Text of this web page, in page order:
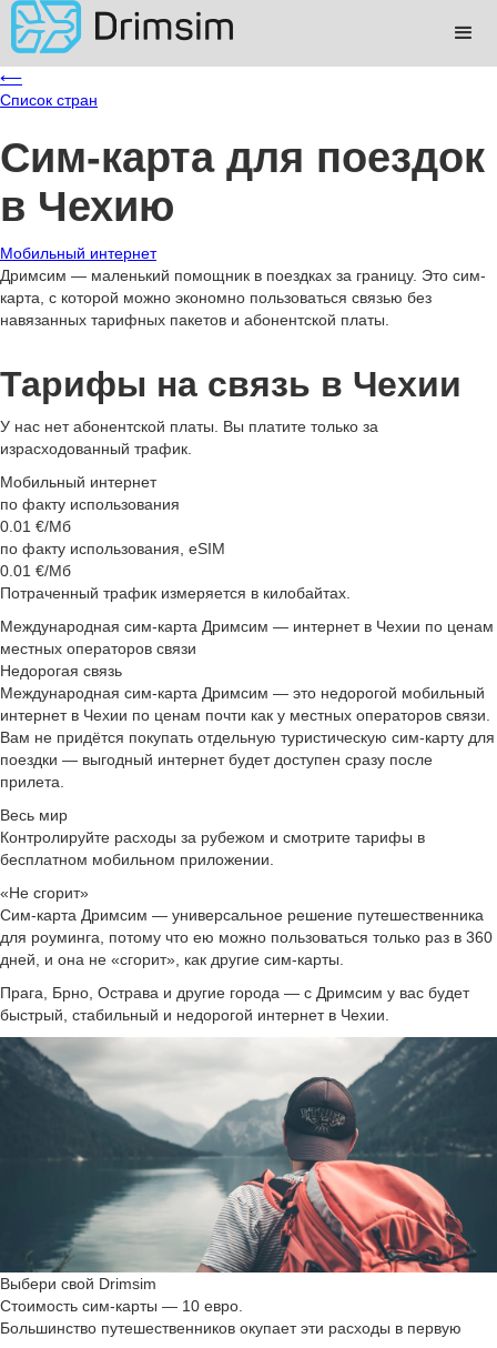
⟵
Список стран
Сим-карта для поездок
в Чехию
Мобильный интернет
Дримсим — маленький помощник в поездках за границу. Это сим-
карта, с которой можно экономно пользоваться связью без
навязанных тарифных пакетов и абонентской платы.
Тарифы на связь в Чехии
У нас нет абонентской платы. Вы платите только за
израсходованный трафик.
Мобильный интернет
по факту использования
0.01 €/Мб
по факту использования, eSIM
0.01 €/Мб
Потраченный трафик измеряется в килобайтах.
Международная сим‑карта Дримсим — интернет в Чехии по ценам
местных операторов связи
Недорогая связь
Международная сим‑карта Дримсим — это недорогой мобильный
интернет в Чехии по ценам почти как у местных операторов связи.
Вам не придётся покупать отдельную туристическую сим-карту для
поездки — выгодный интернет будет доступен сразу после
прилета.
Весь мир
Контролируйте расходы за рубежом и смотрите тарифы в
бесплатном мобильном приложении.
«Не сгорит»
Сим-карта Дримсим — универсальное решение путешественника
для роуминга, потому что ею можно пользоваться только раз в 360
дней, и она не «сгорит», как другие сим-карты.
Прага, Брно, Острава и другие города — с Дримсим у вас будет
быстрый, стабильный и недорогой интернет в Чехии.
Выбери свой Drimsim
Стоимость сим-карты — 10 евро.
Большинство путешественников окупает эти расходы в первую